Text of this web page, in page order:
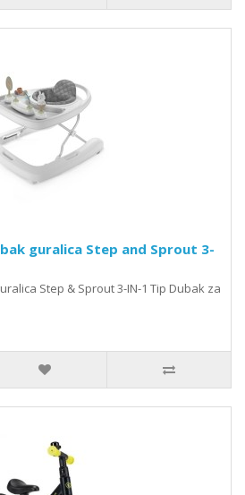
guralica Step and Sprout 3-
Step & Sprout 3-IN-1 Tip Dubak za